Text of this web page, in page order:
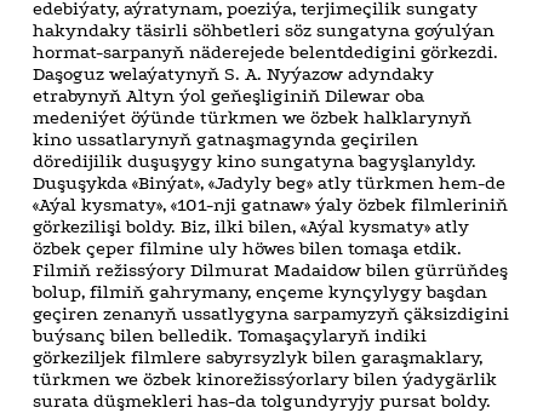
edebiýaty, aýratynam, poeziýa, terjimeçilik sungaty
hakyndaky täsirli söhbetleri söz sungatyna goýulýan
hormat-sarpanyň näderejede belentdedigini görkezdi.
Daşoguz welaýatynyň S. A. Nyýazow adyndaky
etrabynyň Altyn ýol geňeşliginiň Dilewar oba
medeniýet öýünde türkmen we özbek halklarynyň
kino ussatlarynyň gatnaşmagynda geçirilen
döredijilik duşuşygy kino sungatyna bagyşlanyldy.
Duşuşykda «Binýat», «Jadyly beg» atly türkmen hem-de
«Aýal kysmaty», «101-nji gatnaw» ýaly özbek filmleriniň
görkezilişi boldy. Biz, ilki bilen, «Aýal kysmaty» atly
özbek çeper filmine uly höwes bilen tomaşa etdik.
Filmiň režissýory Dilmurat Madaidow bilen gürrüňdeş
bolup, filmiň gahrymany, ençeme kynçylygy başdan
geçiren zenanyň ussatlygyna sarpamyzyň çäksizdigini
buýsanç bilen belledik. Tomaşaçylaryň indiki
görkeziljek filmlere sabyrsyzlyk bilen garaşmaklary,
türkmen we özbek kinorežissýorlary bilen ýadygärlik
surata düşmekleri has-da tolgundyryjy pursat boldy.